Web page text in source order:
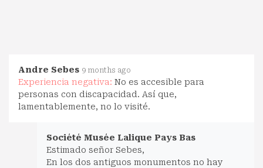
Andre Sebes 9 months ago
Experiencia negativa: No es accesible para
personas con discapacidad. Así que,
lamentablemente, no lo visité.
Société Musée Lalique Pays Bas
Estimado señor Sebes,
En los dos antiguos monumentos no hay